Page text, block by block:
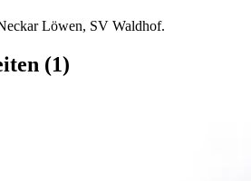
Löwen, SV Waldhof.
(1)